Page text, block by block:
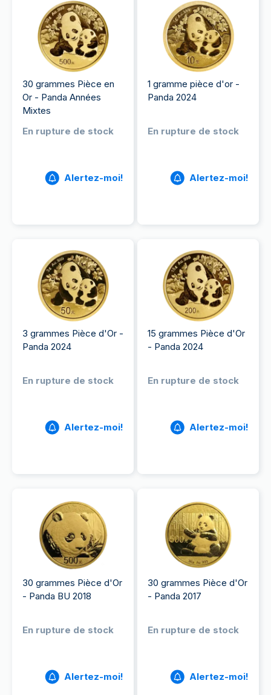
30 grammes Pièce en
Or - Panda Années
Mixtes
En rupture de stock
Alertez-moi!
1 gramme pièce d'or -
Panda 2024
En rupture de stock
Alertez-moi!
3 grammes Pièce d'Or -
Panda 2024
En rupture de stock
Alertez-moi!
15 grammes Pièce d'Or
- Panda 2024
En rupture de stock
Alertez-moi!
30 grammes Pièce d'Or
- Panda BU 2018
En rupture de stock
Alertez-moi!
30 grammes Pièce d'Or
- Panda 2017
En rupture de stock
Alertez-moi!